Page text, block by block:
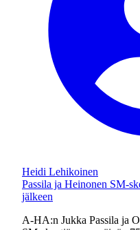
Heidi Lehikoinen
Passila ja Heinonen SM-
jälkeen
A-HA:n Jukka Passila ja